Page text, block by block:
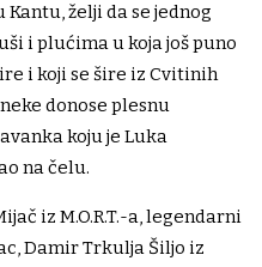
želji da se jednog
i plućima u koja još puno
i koji se šire iz Cvitinih
donose plesnu
koju je Luka
na čelu.
iz M.O.R.T.-a, legendarni
Damir Trkulja Šiljo iz